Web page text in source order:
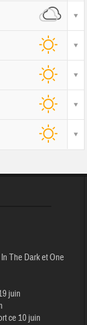
The Dark et One
juin
ce 10 juin